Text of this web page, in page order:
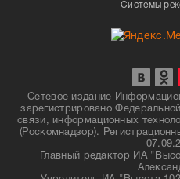
Системы
Сетевое издание
зарегистрировано
связи, информационных
(Роскомнадзор).
Главный редактор ИА